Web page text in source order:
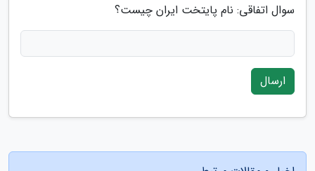
سوال اتفاقی: نام پایتخت ایران چیست؟
ارسال